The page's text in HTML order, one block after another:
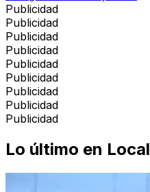
Publicidad
Publicidad
Publicidad
Publicidad
Publicidad
Publicidad
Publicidad
Publicidad
Publicidad
Lo último en Local